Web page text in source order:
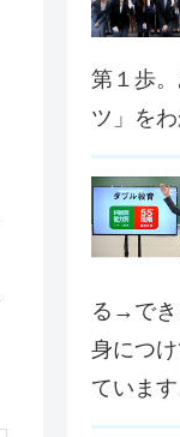
第１歩
ツ」を
る→でき
身につ
ています